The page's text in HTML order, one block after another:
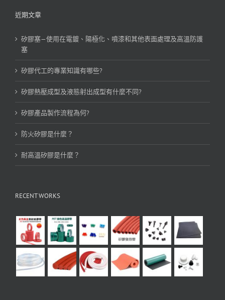
近期文章
矽膠塞—使用在電鍍、陽極化、噴漆和其他表面處理及高溫防護
塞
矽膠代工的專業知識有哪些?
矽膠熱壓成型及液態射出成型有什麼不同?
矽膠產品製作流程為何?
防火矽膠是什麼？
耐高溫矽膠是什麼？
RECENT WORKS